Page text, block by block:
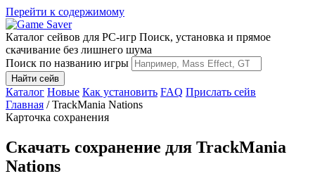
Перейти к содержимому
Каталог сейвов для PC-игр Поиск, установка и прямое
скачивание без лишнего шума
Поиск по названию игры
Найти сейв
Каталог Новые Как установить FAQ Прислать сейв
Главная / TrackMania Nations
Карточка сохранения
Скачать сохранение для TrackMania
Nations